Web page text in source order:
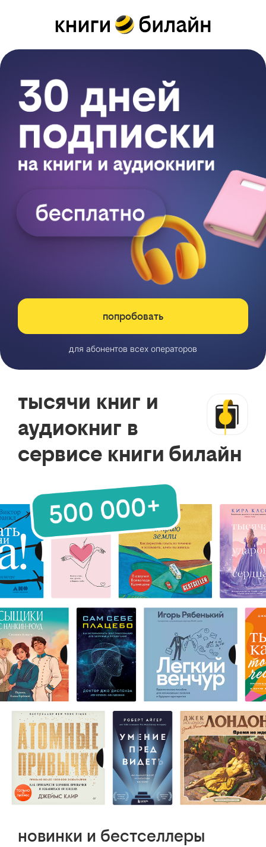
попробовать
для абонентов всех операторов
тысячи книг и
аудиокниг в
сервисе книги билайн
новинки и бестселлеры